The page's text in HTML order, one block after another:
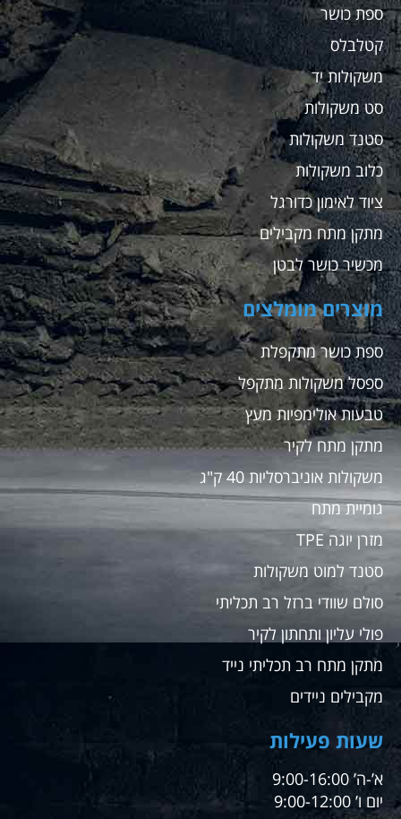
ספת כושר
קטלבלס
משקולות יד
סט משקולות
סטנד משקולות
כלוב משקולות
ציוד לאימון כדורגל
מתקן מתח מקבילים
מכשיר כושר לבטן
מוצרים מומלצים
ספת כושר מתקפלת
ספסל משקולות מתקפל
טבעות אולימפיות מעץ
מתקן מתח לקיר
משקולות אוניברסליות 40 ק"ג
גומיית מתח
מזרן יוגה TPE
סטנד למוט משקולות
סולם שוודי ברזל רב תכליתי
פולי עליון ותחתון לקיר
מתקן מתח רב תכליתי נייד
מקבילים ניידים
שעות פעילות
א’-ה’ 9:00-16:00
יום ו’ 9:00-12:00